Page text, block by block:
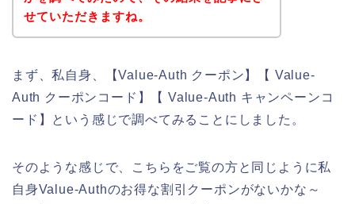
せていただきますね。
まず、私自身、【Value-Auth クーポン】【 Value-
Auth クーポンコード】【 Value-Auth キャンペーンコ
ード】という感じで調べてみることにしました。
そのような感じで、こちらをご覧の方と同じように私
自身Value-Authのお得な割引クーポンがないかな～